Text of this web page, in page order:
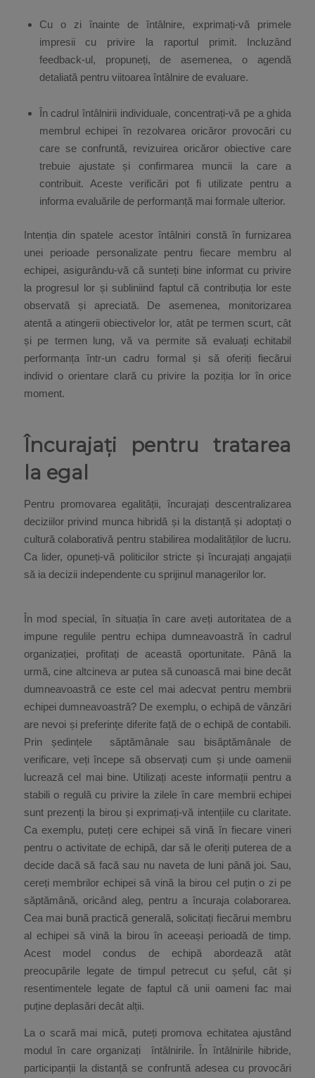
Cu o zi înainte de întâlnire, exprimați-vă primele
impresii cu privire la raportul primit. Incluzând
feedback-ul, propuneți, de asemenea, o agendă
detaliată pentru viitoarea întâlnire de evaluare.
În cadrul întâlnirii individuale, concentrați-vă pe a ghida
membrul echipei în rezolvarea oricăror provocări cu
care se confruntă, revizuirea oricăror obiective care
trebuie ajustate și confirmarea muncii la care a
contribuit. Aceste verificări pot fi utilizate pentru a
informa evaluările de performanță mai formale ulterior.
Intenția din spatele acestor întâlniri constă în furnizarea
unei perioade personalizate pentru fiecare membru al
echipei, asigurându-vă că sunteți bine informat cu privire
la progresul lor și subliniind faptul că contribuția lor este
observată și apreciată. De asemenea, monitorizarea
atentă a atingerii obiectivelor lor, atât pe termen scurt, cât
și pe termen lung, vă va permite să evaluați echitabil
performanța într-un cadru formal și să oferiți fiecărui
individ o orientare clară cu privire la poziția lor în orice
moment.
Încurajați pentru tratarea
la egal
Pentru promovarea egalității, încurajați descentralizarea
deciziilor privind munca hibridă și la distanță și adoptați o
cultură colaborativă pentru stabilirea modalităților de lucru.
Ca lider, opuneți-vă politicilor stricte și încurajați angajații
să ia decizii independente cu sprijinul managerilor lor.
În mod special, în situația în care aveți autoritatea de a
impune regulile pentru echipa dumneavoastră în cadrul
organizației, profitați de această oportunitate. Până la
urmă, cine altcineva ar putea să cunoască mai bine decât
dumneavoastră ce este cel mai adecvat pentru membrii
echipei dumneavoastră? De exemplu, o echipă de vânzări
are nevoi și preferințe diferite față de o echipă de contabili.
Prin ședințele săptămânale sau bisăptămânale de
verificare, veți începe să observați cum și unde oamenii
lucrează cel mai bine. Utilizați aceste informații pentru a
stabili o regulă cu privire la zilele în care membrii echipei
sunt prezenți la birou și exprimați-vă intențiile cu claritate.
Ca exemplu, puteți cere echipei să vină în fiecare vineri
pentru o activitate de echipă, dar să le oferiți puterea de a
decide dacă să facă sau nu naveta de luni până joi. Sau,
cereți membrilor echipei să vină la birou cel puțin o zi pe
săptămână, oricând aleg, pentru a încuraja colaborarea.
Cea mai bună practică generală, solicitați fiecărui membru
al echipei să vină la birou în aceeași perioadă de timp.
Acest model condus de echipă abordează atât
preocupările legate de timpul petrecut cu șeful, cât și
resentimentele legate de faptul că unii oameni fac mai
puține deplasări decât alții.
La o scară mai mică, puteți promova echitatea ajustând
modul în care organizați întâlnirile. În întâlnirile hibride,
participanții la distanță se confruntă adesea cu provocări